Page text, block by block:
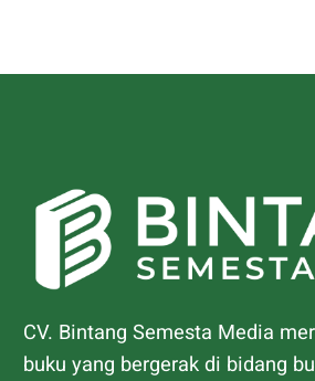
CV. Bintang Semesta Media
buku yang bergerak di bidang